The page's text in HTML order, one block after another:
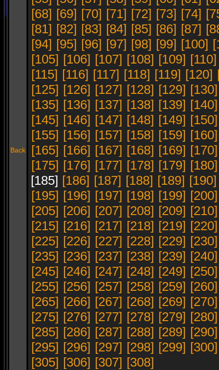
Back
[68] [69] [70] [71] [72] [73] [74]
[81] [82] [83] [84] [85] [86] [87]
[94] [95] [96] [97] [98] [99] [100]
[105] [106] [107] [108] [109] [110]
[115] [116] [117] [118] [119] [120]
[125] [126] [127] [128] [129] [130]
[135] [136] [137] [138] [139] [140]
[145] [146] [147] [148] [149] [150]
[155] [156] [157] [158] [159] [160]
[165] [166] [167] [168] [169] [170]
[175] [176] [177] [178] [179] [180]
[185] [186] [187] [188] [189] [190]
[195] [196] [197] [198] [199] [200]
[205] [206] [207] [208] [209] [210]
[215] [216] [217] [218] [219] [220]
[225] [226] [227] [228] [229] [230]
[235] [236] [237] [238] [239] [240]
[245] [246] [247] [248] [249] [250]
[255] [256] [257] [258] [259] [260]
[265] [266] [267] [268] [269] [270]
[275] [276] [277] [278] [279] [280]
[285] [286] [287] [288] [289] [290]
[295] [296] [297] [298] [299] [300]
[305] [306] [307] [308]